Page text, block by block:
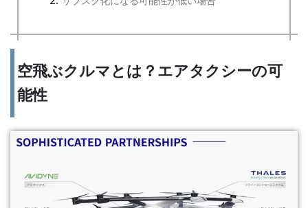
空飛ぶクルマとは？エアタクシーの可
能性